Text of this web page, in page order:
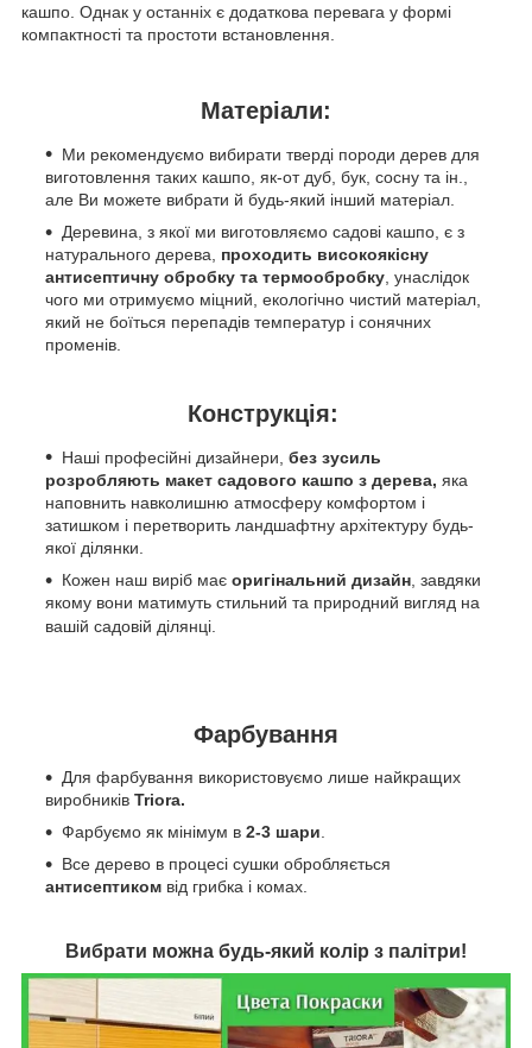
кашпо. Однак у останніх є додаткова перевага у формі
компактності та простоти встановлення.
Матеріали:
Ми рекомендуємо вибирати тверді породи дерев для
виготовлення таких кашпо, як-от дуб, бук, сосну та ін.,
але Ви можете вибрати й будь-який інший матеріал.
Деревина, з якої ми виготовляємо садові кашпо, є з
натурального дерева, проходить високоякісну
антисептичну обробку та термообробку , унаслідок
чого ми отримуємо міцний, екологічно чистий матеріал,
який не боїться перепадів температур і сонячних
променів.
Конструкція:
Наші професійні дизайнери, без зусиль
розробляють макет садового кашпо з дерева, яка
наповнить навколишню атмосферу комфортом і
затишком і перетворить ландшафтну архітектуру будь-
якої ділянки.
Кожен наш виріб має оригінальний дизайн , завдяки
якому вони матимуть стильний та природний вигляд на
вашій садовій ділянці.
Фарбування
Для фарбування використовуємо лише найкращих
виробників Triora.
Фарбуємо як мінімум в 2-3 шари
Все дерево в процесі сушки обробляється
антисептиком від грибка і комах.
Вибрати можна будь-який колір з палітри!